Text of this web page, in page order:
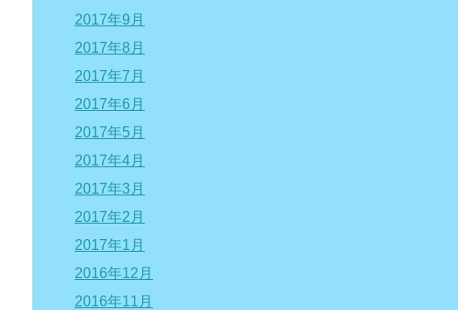
2017年9月
2017年8月
2017年7月
2017年6月
2017年5月
2017年4月
2017年3月
2017年2月
2017年1月
2016年12月
2016年11月